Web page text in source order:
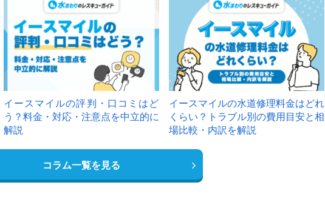
イースマイルの評判・口コミはど
う？料金・対応・注意点を中立的に
解説
イースマイルの水道修理料金はどれ
くらい？トラブル別の費用目安と相
場比較・内訳を解説
コラム一覧を見る